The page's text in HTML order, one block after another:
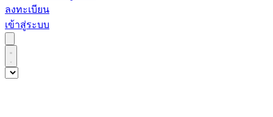
ลงทะเบียน
เข้าสู่ระบบ